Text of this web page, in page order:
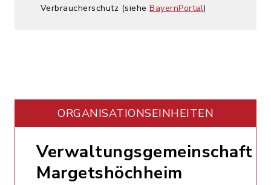
Verbraucherschutz (siehe BayernPortal)
ORGANISATIONS­EINHEITEN
Verwaltungsgemeinschaft
Margetshöchheim